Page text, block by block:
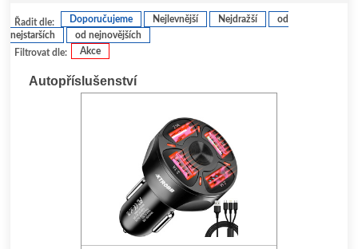
Filtrovat dle: Akce
Řadit dle: Doporučujeme Nejlevnější Nejdražší
od
nejstarších
od nejnovějších
Autopříslušenství